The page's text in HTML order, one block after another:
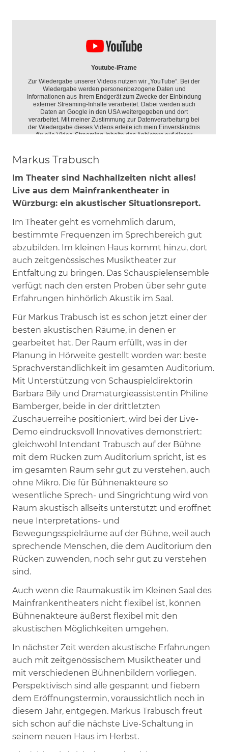
Markus Trabusch
Im Theater sind Nachhallzeiten nicht alles!
Live aus dem Mainfrankentheater in
Würzburg: ein akustischer Situationsreport.
Im Theater geht es vornehmlich darum,
bestimmte Frequenzen im Sprechbereich gut
abzubilden. Im kleinen Haus kommt hinzu, dort
auch zeitgenössisches Musiktheater zur
Entfaltung zu bringen. Das Schauspielensemble
verfügt nach den ersten Proben über sehr gute
Erfahrungen hinhörlich Akustik im Saal.
Für Markus Trabusch ist es schon jetzt einer der
besten akustischen Räume, in denen er
gearbeitet hat. Der Raum erfüllt, was in der
Planung in Hörweite gestellt worden war: beste
Sprachverständlichkeit im gesamten Auditorium.
Mit Unterstützung von Schauspieldirektorin
Barbara Bily und Dramaturgieassistentin Philine
Bamberger, beide in der drittletzten
Zuschauerreihe positioniert, wird bei der Live-
Demo eindrucksvoll Innovatives demonstriert:
gleichwohl Intendant Trabusch auf der Bühne
mit dem Rücken zum Auditorium spricht, ist es
im gesamten Raum sehr gut zu verstehen, auch
ohne Mikro. Die für Bühnenakteure so
wesentliche Sprech- und Singrichtung wird von
Raum akustisch allseits unterstützt und eröffnet
neue Interpretations- und
Bewegungsspielräume auf der Bühne, weil auch
sprechende Menschen, die dem Auditorium den
Rücken zuwenden, noch sehr gut zu verstehen
sind.
Auch wenn die Raumakustik im Kleinen Saal des
Mainfrankentheaters nicht flexibel ist, können
Bühnenakteure äußerst flexibel mit den
akustischen Möglichkeiten umgehen.
In nächster Zeit werden akustische Erfahrungen
auch mit zeitgenössischem Musiktheater und
mit verschiedenen Bühnenbildern vorliegen.
Perspektivisch sind alle gespannt und fiebern
dem Eröffnungstermin, voraussichtlich noch in
diesem Jahr, entgegen. Markus Trabusch freut
sich schon auf die nächste Live-Schaltung in
seinem neuen Haus im Herbst.